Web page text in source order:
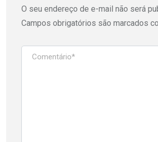
O seu endereço de e-mail não será
Campos obrigatórios são marcados